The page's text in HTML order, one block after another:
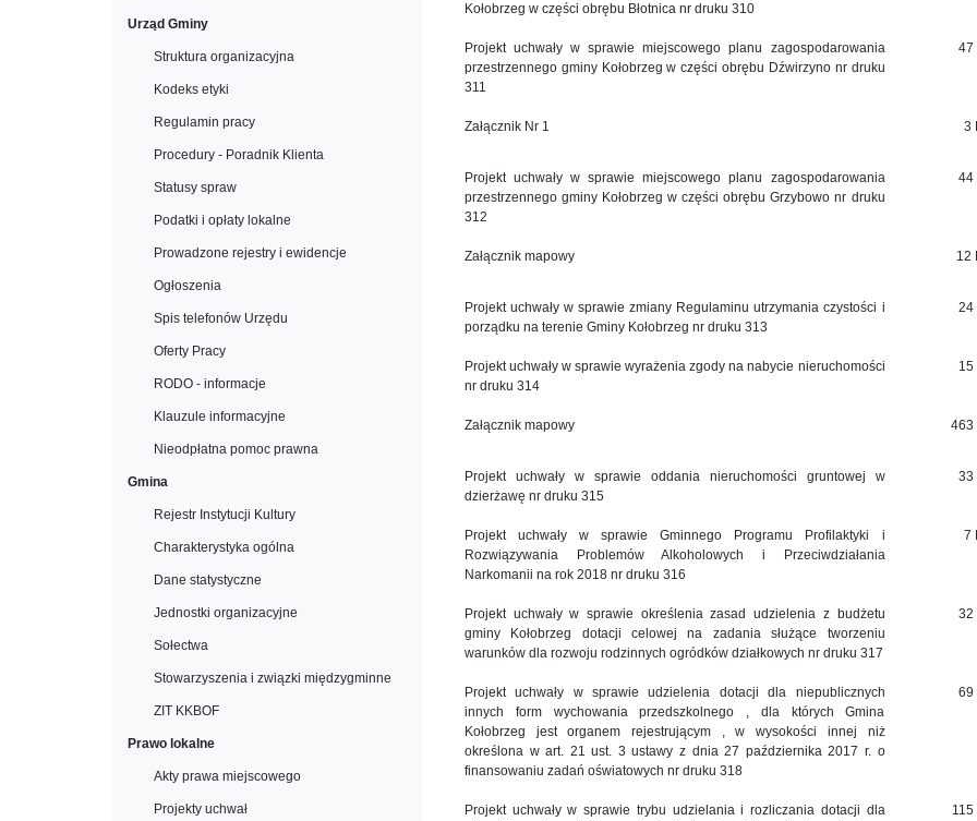
Urząd Gminy
Struktura organizacyjna
Kodeks etyki
Regulamin pracy
Procedury - Poradnik Klienta
Statusy spraw
Podatki i opłaty lokalne
Prowadzone rejestry i ewidencje
Ogłoszenia
Spis telefonów Urzędu
Oferty Pracy
RODO - informacje
Klauzule informacyjne
Nieodpłatna pomoc prawna
Gmina
Rejestr Instytucji Kultury
Charakterystyka ogólna
Dane statystyczne
Jednostki organizacyjne
Sołectwa
Stowarzyszenia i związki międzygminne
ZIT KKBOF
Prawo lokalne
Akty prawa miejscowego
Projekty uchwał
Kołobrzeg w części obrębu Błotnica nr druku 310
Projekt uchwały w sprawie miejscowego planu zagospodarowania
przestrzennego gminy Kołobrzeg w części obrębu Dźwirzyno nr druku
311
47
Załącznik Nr 1 3
Projekt uchwały w sprawie miejscowego planu zagospodarowania
przestrzennego gminy Kołobrzeg w części obrębu Grzybowo nr druku
312
44
Załącznik mapowy 12
Projekt uchwały w sprawie zmiany Regulaminu utrzymania czystości i
porządku na terenie Gminy Kołobrzeg nr druku 313
24
Projekt uchwały w sprawie wyrażenia zgody na nabycie nieruchomości
nr druku 314
15
Załącznik mapowy 463
Projekt uchwały w sprawie oddania nieruchomości gruntowej w
dzierżawę nr druku 315
33
Projekt uchwały w sprawie Gminnego Programu Profilaktyki i
Rozwiązywania Problemów Alkoholowych i Przeciwdziałania
Narkomanii na rok 2018 nr druku 316
7
Projekt uchwały w sprawie określenia zasad udzielenia z budżetu
gminy Kołobrzeg dotacji celowej na zadania służące tworzeniu
warunków dla rozwoju rodzinnych ogródków działkowych nr druku 317
32
Projekt uchwały w sprawie udzielenia dotacji dla niepublicznych
innych form wychowania przedszkolnego , dla których Gmina
Kołobrzeg jest organem rejestrującym , w wysokości innej niż
określona w art. 21 ust. 3 ustawy z dnia 27 października 2017 r. o
finansowaniu zadań oświatowych nr druku 318
69
Projekt uchwały w sprawie trybu udzielania i rozliczania dotacji dla
115